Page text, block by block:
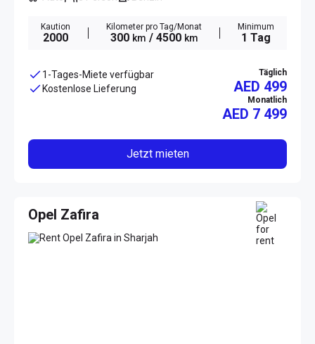
Kaution
2000
Kilometer pro Tag/Monat
300 km / 4500 km
Minimum
1 Tag
1-Tages-Miete verfügbar
Kostenlose Lieferung
Täglich
AED 499
Monatlich
AED 7 499
Jetzt mieten
Opel Zafira